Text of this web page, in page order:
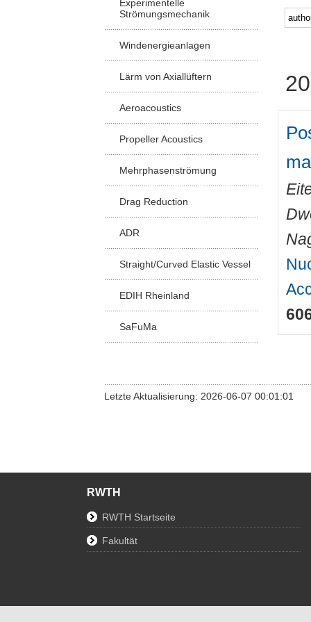
Experimentelle
Strömungsmechanik
Windenergieanlagen
Lärm von Axiallüftern
Aeroacoustics
Propeller Acoustics
Mehrphasenströmung
Drag Reduction
ADR
Straight/Curved Elastic Vessel
EDIH Rheinland
SaFuMa
Letzte Aktualisierung: 2026-06-07 00:01:01
RWTH
RWTH Startseite
Fakultät